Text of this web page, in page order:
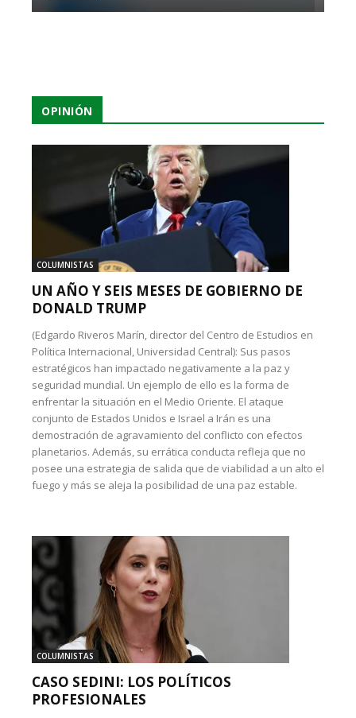
OPINIÓN
COLUMNISTAS
UN AÑO Y SEIS MESES DE GOBIERNO DE
DONALD TRUMP
(Edgardo Riveros Marín, director del Centro de Estudios en
Política Internacional, Universidad Central): Sus pasos
estratégicos han impactado negativamente a la paz y
seguridad mundial. Un ejemplo de ello es la forma de
enfrentar la situación en el Medio Oriente. El ataque
conjunto de Estados Unidos e Israel a Irán es una
demostración de agravamiento del conflicto con efectos
planetarios. Además, su errática conducta refleja que no
posee una estrategia de salida que de viabilidad a un alto el
fuego y más se aleja la posibilidad de una paz estable.
COLUMNISTAS
CASO SEDINI: LOS POLÍTICOS
PROFESIONALES